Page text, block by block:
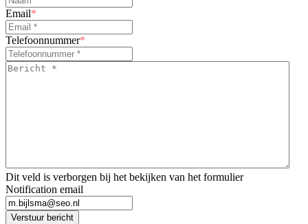
Email*
Telefoonnummer*
Bericht
Dit veld is verborgen bij het bekijken van het formulier
Notification email
Verstuur bericht